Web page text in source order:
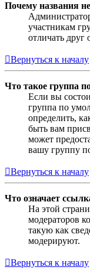
Почему названия
участникам
отличать друг
Вернуться к началу
Что такое группа
Если вы
группа по
определить,
быть вам
может
вашу группу
Вернуться к началу
Что означает
На этой
модераторов
такую как
модерируют.
Вернуться к началу